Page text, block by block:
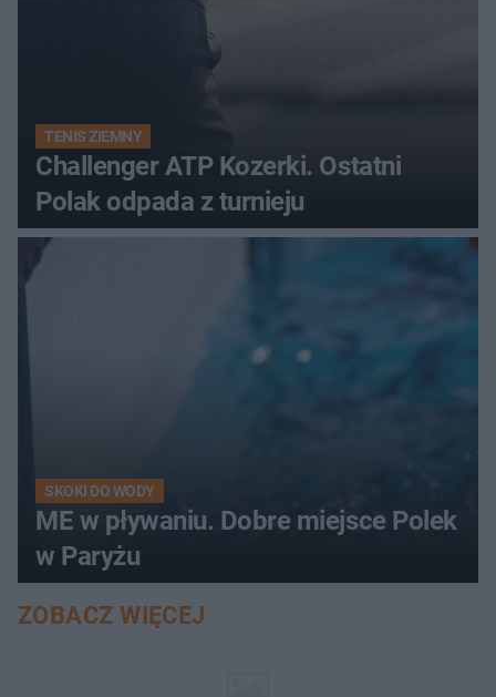
TENIS ZIEMNY
Challenger ATP Kozerki. Ostatni
Polak odpada z turnieju
SKOKI DO WODY
ME w pływaniu. Dobre miejsce Polek
w Paryżu
ZOBACZ WIĘCEJ